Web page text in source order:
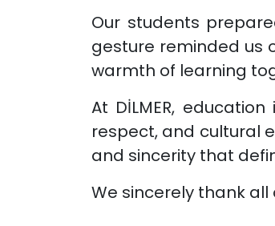
Our students
gesture reminded us
warmth of learning
At DİLMER,
respect, and cultural
and sincerity that
We sincerely thank